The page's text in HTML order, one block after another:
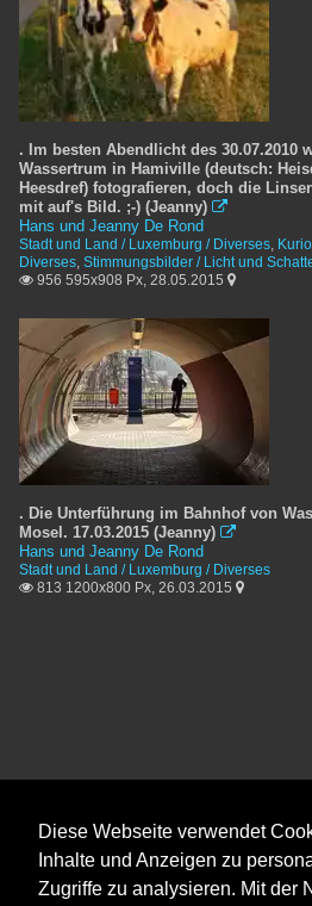
. Im besten Abendlicht des 30.07.2010
Wassertrum in Hamiville (deutsch:
Heesdref) fotografieren, doch die
mit auf's Bild. ;-) (Jeanny) 
Hans und Jeanny De Rond
Stadt und Land / Luxemburg / Diverses
Diverses Stimmungsbilder / Licht und
 956 595x908 Px, 28.05.2015 
. Die Unterführung im Bahnhof von
Mosel. 17.03.2015 (Jeanny) 
Hans und Jeanny De Rond
Stadt und Land / Luxemburg / Diverses
 813 1200x800 Px, 26.03.2015 
Diese Webseite verwendet
Inhalte und Anzeigen zu
Zugriffe zu analysieren. Mit der